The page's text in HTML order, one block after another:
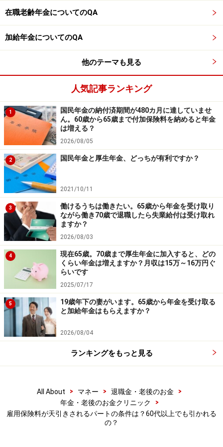
【関連記事をチェック！】
年金受給しながら働く人は確定申告が必要？
雇用保険料が上がると年収400万円の人の保険料はいく
※記事内容は執筆時点のものです。最新の内容をご確認くださ
い。
本記事の内容は一般的な情報提供を目的としており、特定の金融
商品や投資行動を推奨するものではありません。
投資や資産運用に関する最終的なご判断はご自身の責任において
行ってください。
掲載情報の正確性・完全性については十分に配慮しております
が、その内容を保証するものではなく、これに基づく損失・損害
などについて当社は一切の責任を負いません。
最新の情報や詳細については、必ず各金融機関やサービス提供者
の公式情報をご確認ください。
【編集部からのお知らせ】
・「家計」について、アンケート（2026/8/31まで）
中です！
※抽選で20名にAmazonギフト券1000円分プレゼント
※謝礼付きの限定アンケートやモニター企画に参加が可能に
なります
在職老齢年金についてのQA
加給年金についてのQA
他のテーマも見る
人気記事ランキング
1
国民年金の納付済期間が480カ月に達していませ
ん。60歳から65歳まで付加保険料を納めると年金
は増える？
2026/08/05
2 国民年金と厚生年金、どっちが有利ですか？
2021/10/11
3
働けるうちは働きたい。65歳から年金を受け取り
ながら働き70歳で退職したら失業給付は受け取れ
ますか？
2026/08/03
4
現在65歳。70歳まで厚生年金に加入すると、どの
くらい年金は増えますか？月収は15万～16万円ぐ
らいです
2025/07/17
5
19歳年下の妻がいます。65歳から年金を受け取る
と加給年金はもらえますか？
2026/08/04
ランキングをもっと見る
All About > マネー > 退職金・老後のお金
>
年金・老後のお金クリニック
>
雇用保険料が天引きされるパートの条件は？60代以上でも引かれる
の？